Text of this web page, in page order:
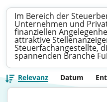
Im Bereich der
Unternehmen und
finanziellen
attraktive
Steuerfachangestellte,
spannenden Branche
Relevanz Datum